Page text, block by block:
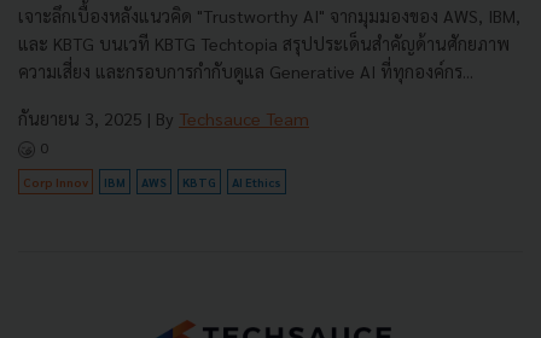
เจาะลึกเบื้องหลังแนวคิด "Trustworthy AI" จากมุมมองของ AWS, IBM,
และ KBTG บนเวที KBTG Techtopia สรุปประเด็นสำคัญด้านศักยภาพ
ความเสี่ยง และกรอบการกำกับดูแล Generative AI ที่ทุกองค์กร...
กันยายน 3, 2025 | By Techsauce Team
0
Corp Innov IBM AWS KBTG AI Ethics